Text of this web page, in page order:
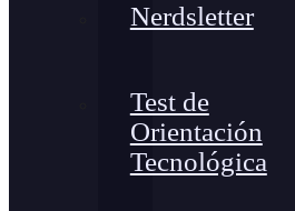
Nerdsletter
Test de
Orientación
Tecnológica